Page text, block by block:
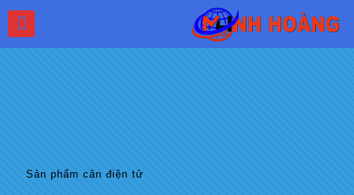
Sản phẩm cân điện tử